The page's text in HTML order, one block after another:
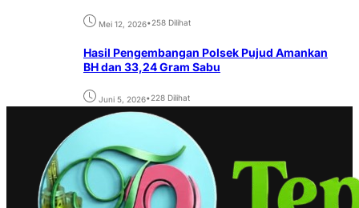
Mei 12, 2026•258 Dilihat
Hasil Pengembangan Polsek Pujud Amankan
BH dan 33,24 Gram Sabu
Juni 5, 2026•228 Dilihat